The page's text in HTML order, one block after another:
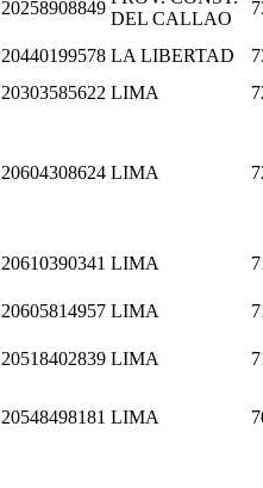
20258908849
DEL CALLAO
20440199578 LA LIBERTAD
20303585622 LIMA
20604308624 LIMA
20610390341 LIMA
20605814957 LIMA
20518402839 LIMA
20548498181 LIMA